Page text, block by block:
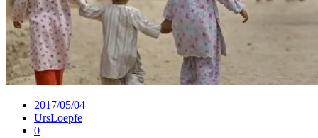
2017/05/04
UrsLoepfe
0